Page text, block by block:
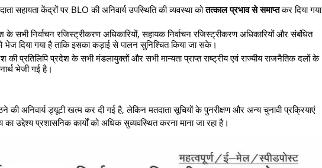
सहायता केंद्रों पर BLO की अनिवार्य उपस्थिति की व्यवस्था कोतत्काल प्रभाव से समाप्तकर दिया गया
सभी निर्वाचन रजिस्ट्रीकरण अधिकारियों, सहायक निर्वाचन रजिस्ट्रीकरण अधिकारियों और संबंधित
भेज दिया गया है ताकि इसका कड़ाई से पालन सुनिश्चित किया जा सके।
प्रतिलिपि प्रदेश के सभी मंडलायुक्तों और सभी मान्यता प्राप्त राष्ट्रीय एवं राज्यीय राजनैतिक दलों के
भेजी गई है।
की अनिवार्य ड्यूटी खत्म कर दी गई है, लेकिन मतदाता सूचियों के पुनरीक्षण और अन्य चुनावी प्रक्रियाएं
का उद्देश्य प्रशासनिक कार्यों को अधिक सुव्यवस्थित करना माना जा रहा है।